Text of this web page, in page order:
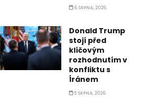
6 SRPNA, 2026
Donald Trump
stojí před
klíčovým
rozhodnutím v
konfliktu s
Íránem
5 SRPNA, 2026